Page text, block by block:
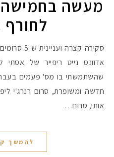
מעשה בחמישה:
לחורף
סקירה קצרה ועניינית ש 5 סרומים חדשים שניסיתי לאחרונה: סרום
אדוונס נייט ריפייר של
שהשתמשתי בו מס' פעמים
חדשה ומשופרת, סרום רנרג'י
אותי, סרום…
להמשך